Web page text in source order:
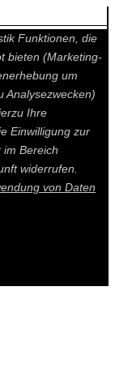
gesetzt.
Funktionen, die
bieten (Marketing-
um
Analysezwecken)
Ihre
Einwilligung zur
im Bereich
widerrufen.
von Daten